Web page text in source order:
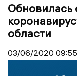
Обновилась
области
03/06/2020 09:55